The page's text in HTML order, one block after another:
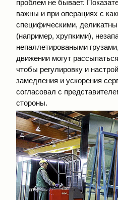
проблем не бывает.
важны и при операциях с
специфическими,
(например, хрупкими),
непаллетироваными
движении могут
чтобы регулировку и
замедления и ускорения
согласовал с
стороны.